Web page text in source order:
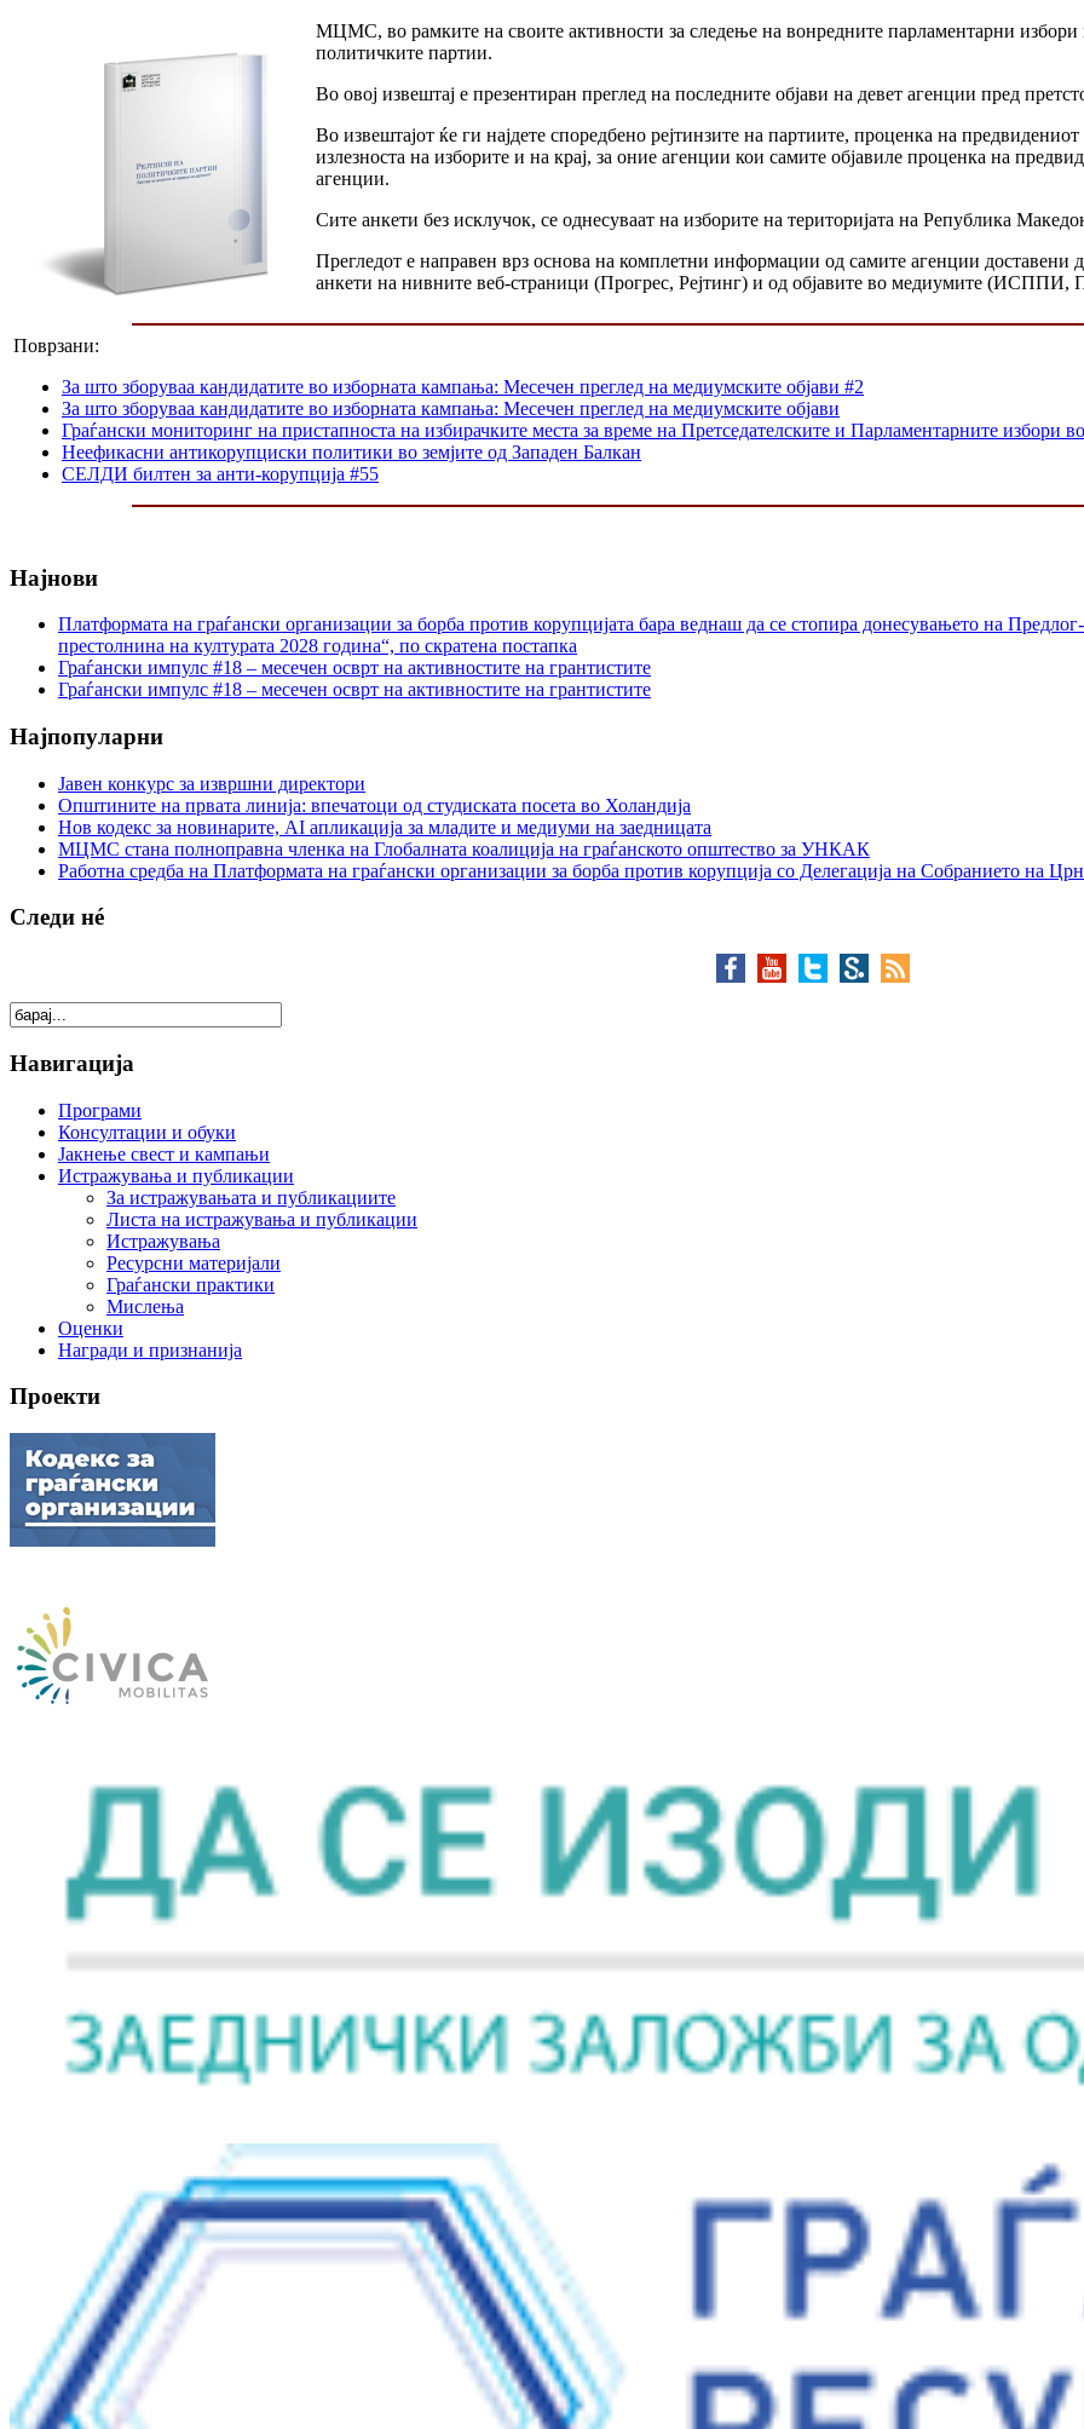
МЦМС, во рамките на своите активности за следење на вонредните парламентарни избори
политичките партии.
Во овој извештај е презентиран преглед на последните објави на девет агенции пред
Во извештајот ќе ги најдете споредбено рејтинзите на партиите, проценка на
излезноста на изборите и на крај, за оние агенции кои самите објавиле проценка на
агенции.
Сите анкети без исклучок, се однесуваат на изборите на територијата на Република
Прегледот е направен врз основа на комплетни информации од самите агенции
анкети на нивните веб-страници (Прогрес, Рејтинг) и од објавите во медиумите
Поврзани:
За што зборуваа кандидатите во изборната кампања: Месечен преглед на медиумските објави #2
За што зборуваа кандидатите во изборната кампања: Месечен преглед на медиумските објави
Граѓански мониторинг на пристапноста на избирачките места за време на Претседателските и Парламентарните избори
Неефикасни антикорупциски политики во земјите од Западен Балкан
СЕЛДИ билтен за анти-корупција #55
Најнови
Платформата на граѓански организации за борба против корупцијата бара веднаш да се стопира донесувањето на
престолнина на културата 2028 година“, по скратена постапка
Граѓански импулс #18 – месечен осврт на активностите на грантистите
Граѓански импулс #18 – месечен осврт на активностите на грантистите
Најпопуларни
Јавен конкурс за извршни директори
Општините на првата линија: впечатоци од студиската посета во Холандија
Нов кодекс за новинарите, AI апликација за младите и медиуми на заедницата
МЦМС стана полноправна членка на Глобалната коалиција на граѓанското општество за УНКАК
Работна средба на Платформата на граѓански организации за борба против корупција со Делегација на Собранието на
Следи нé
Навигација
Програми
Консултации и обуки
Јакнење свест и кампањи
Истражувања и публикации
За истражувањата и публикациите
Листа на истражувања и публикации
Истражувања
Ресурсни материјали
Граѓански практики
Мислења
Оценки
Награди и признанија
Проекти